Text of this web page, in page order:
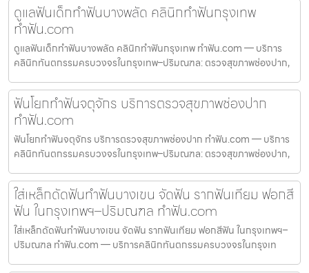
ดูแลฟันเด็กทำฟันบางพลัด คลินิกทำฟันกรุงเทพ
ทำฟัน.com
ดูแลฟันเด็กทำฟันบางพลัด คลินิกทำฟันกรุงเทพ ทำฟัน.com — บริการ
คลินิกทันตกรรมครบวงจรในกรุงเทพ–ปริมณฑล: ตรวจสุขภาพช่องปาก,
ฟันโยกทำฟันจตุจักร บริการตรวจสุขภาพช่องปาก
ทำฟัน.com
ฟันโยกทำฟันจตุจักร บริการตรวจสุขภาพช่องปาก ทำฟัน.com — บริการ
คลินิกทันตกรรมครบวงจรในกรุงเทพ–ปริมณฑล: ตรวจสุขภาพช่องปาก,
ใส่เหล็กดัดฟันทำฟันบางเขน จัดฟัน รากฟันเทียม ฟอกสี
ฟัน ในกรุงเทพฯ–ปริมณฑล ทำฟัน.com
ใส่เหล็กดัดฟันทำฟันบางเขน จัดฟัน รากฟันเทียม ฟอกสีฟัน ในกรุงเทพฯ–
ปริมณฑล ทำฟัน.com — บริการคลินิกทันตกรรมครบวงจรในกรุงเท